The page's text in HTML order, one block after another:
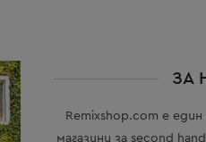
ЗА
Remixshop.com е
магазини за second